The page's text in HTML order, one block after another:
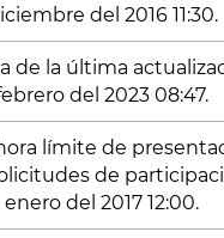
del 2016 11:30.
de la última
del 2023 08:47.
límite de
de
enero del 2017 12:00.